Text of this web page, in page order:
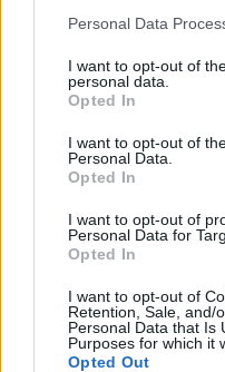
Personal Data
I want to opt-out of
personal data.
Opted In
I want to opt-out of
Personal Data.
Opted In
I want to opt-out of
Personal Data for
Opted In
I want to opt-out of
Retention, Sale, and/
Personal Data that Is
Purposes for which it
Opted Out
ΠΑΙΔΙΑ + ΓΟΝΕΙΣ 02 ΜΑΡ, 2025
τους δυνατούς
Η απονομή μπροστά από το